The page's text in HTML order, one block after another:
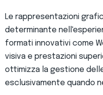
Le rappresentazioni
determinante
formati innovativi come
visiva e prestazioni
ottimizza la gestione
esclusivamente quando